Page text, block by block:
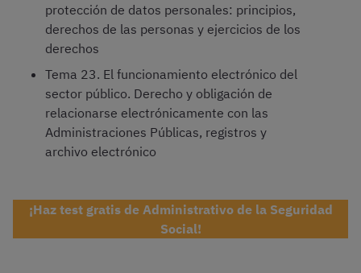
protección de datos personales: principios,
derechos de las personas y ejercicios de los
derechos
Tema 23. El funcionamiento electrónico del
sector público. Derecho y obligación de
relacionarse electrónicamente con las
Administraciones Públicas, registros y
archivo electrónico
¡Haz test gratis de Administrativo de la Seguridad
Social!